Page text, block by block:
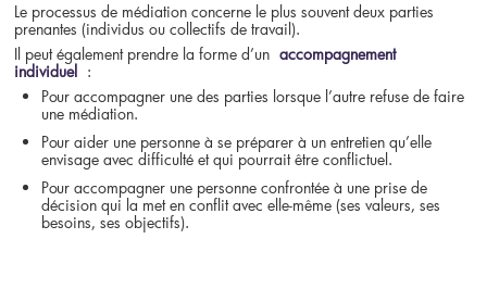
Le processus de médiation concerne le plus souvent deux parties
prenantes (individus ou collectifs de travail).
Il peut également prendre la forme d’un accompagnement
individuel :
Pour accompagner une des parties lorsque l’autre refuse de faire
une médiation.
Pour aider une personne à se préparer à un entretien qu’elle
envisage avec difficulté et qui pourrait être conflictuel.
Pour accompagner une personne confrontée à une prise de
décision qui la met en conflit avec elle-même (ses valeurs, ses
besoins, ses objectifs).